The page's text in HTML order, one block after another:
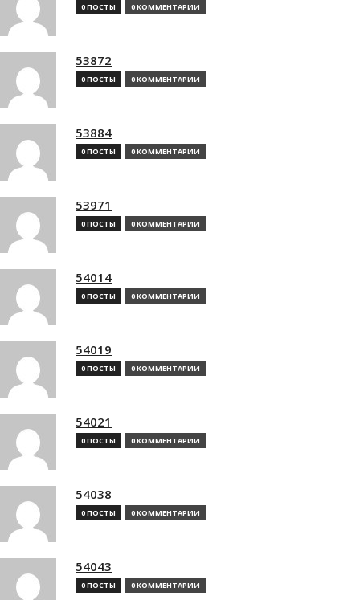
0 ПОСТЫ 0 КОММЕНТАРИИ
53872
0 ПОСТЫ 0 КОММЕНТАРИИ
53884
0 ПОСТЫ 0 КОММЕНТАРИИ
53971
0 ПОСТЫ 0 КОММЕНТАРИИ
54014
0 ПОСТЫ 0 КОММЕНТАРИИ
54019
0 ПОСТЫ 0 КОММЕНТАРИИ
54021
0 ПОСТЫ 0 КОММЕНТАРИИ
54038
0 ПОСТЫ 0 КОММЕНТАРИИ
54043
0 ПОСТЫ 0 КОММЕНТАРИИ